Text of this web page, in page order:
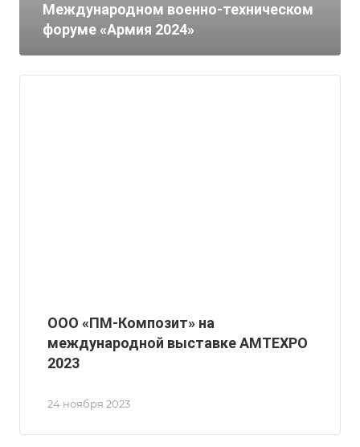
Международном военно-техническом
форуме «Армия 2024»
24 ноября 2023
ООО «ПМ-Композит» на
международной выставке AMTEXPO
2023